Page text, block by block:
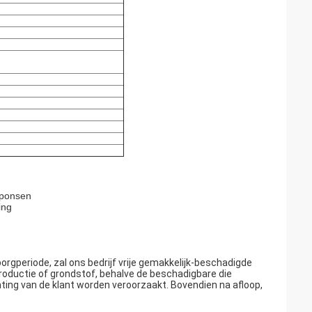
zal ons bedrijf vrije gemakkelijk-beschadigde
of grondstof, behalve de beschadigbare die
van de klant worden veroorzaakt. Bovendien na afloop,